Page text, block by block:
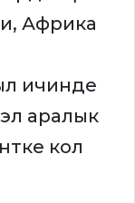
Африка
ичинде
эл аралык
кол